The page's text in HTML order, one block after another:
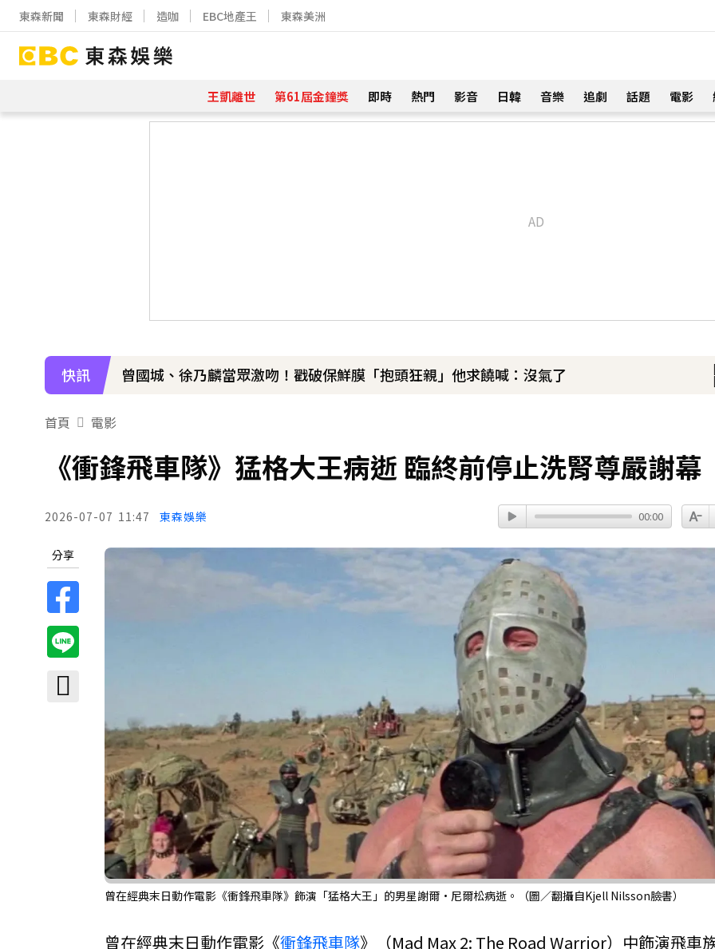
東森新聞 東森財經 造咖 EBC地產王 東森美洲
王凱離世 第61屆金鐘獎 即時 熱門 影音 日韓 音樂 追劇 話題 電影
快訊
曾國城、徐乃麟當眾激吻！戳破保鮮膜「抱頭狂親」他求饒喊：沒氣了
下載東森App，隨時掌握天下大小事！
首頁 電影
《衝鋒飛車隊》猛格大王病逝 臨終前停止洗腎尊嚴謝幕
2026-07-07 11:47 東森娛樂 00:00
分享
曾在經典末日動作電影《衝鋒飛車隊》飾演「猛格大王」的男星謝爾·尼爾松病逝。（圖／翻攝自Kjell Nilsson臉書）
曾在經典末日動作電影《衝鋒飛車隊》（Mad Max 2: The Road Warrior）中飾演飛車